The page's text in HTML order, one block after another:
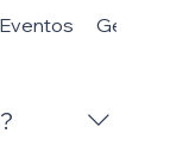
Eventos General